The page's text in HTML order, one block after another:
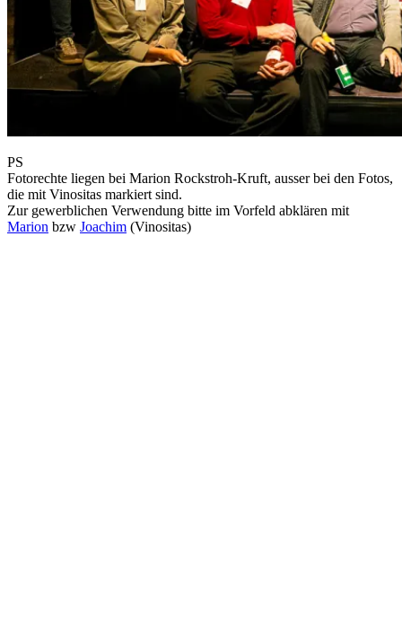
PS
Fotorechte liegen bei Marion Rockstroh-Kruft, ausser bei den Fotos,
die mit Vinositas markiert sind.
Zur gewerblichen Verwendung bitte im Vorfeld abklären mit
Marion bzw Joachim (Vinositas)